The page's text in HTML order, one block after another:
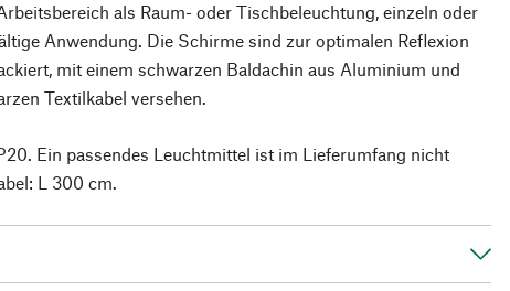
als Raum- oder Tischbeleuchtung, einzeln oder
Anwendung. Die Schirme sind zur optimalen Reflexion
mit einem schwarzen Baldachin aus Aluminium und
Textilkabel versehen.
Ein passendes Leuchtmittel ist im Lieferumfang nicht
L 300 cm.